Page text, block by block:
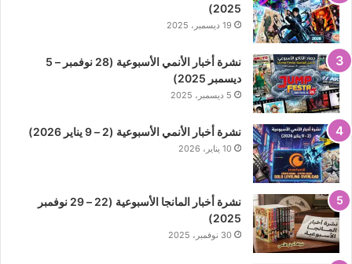
2025)
19 ديسمبر، 2025
نشرة أخبار الأنمي الأسبوعية (28 نوفمبر – 5
ديسمبر 2025)
5 ديسمبر، 2025
نشرة أخبار الأنمي الأسبوعية (2 – 9 يناير 2026)
10 يناير، 2026
نشرة أخبار المانجا الأسبوعية (22 – 29 نوفمبر
2025)
30 نوفمبر، 2025